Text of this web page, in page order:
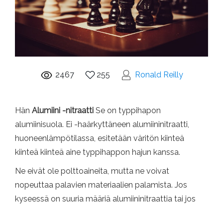
2467 255 Ronald Reilly
Hän Alumiini -nitraatti Se on typpihapon
alumiinisuola. Ei -haärkyttäneen alumiininitraatti,
huoneenlämpötilassa, esitetään väritön kiinteä
kiinteä kiinteä aine typpihappon hajun kanssa.
Ne eivät ole polttoaineita, mutta ne voivat
nopeuttaa palavien materiaalien palamista. Jos
kyseessä on suuria määriä alumiininitraattia tai jos